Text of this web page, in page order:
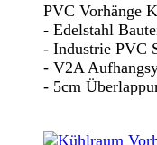
PVC Vorhänge
- Edelstahl
- Industrie PVC
- V2A
- 5cm